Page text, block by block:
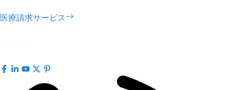
医療請求サービス